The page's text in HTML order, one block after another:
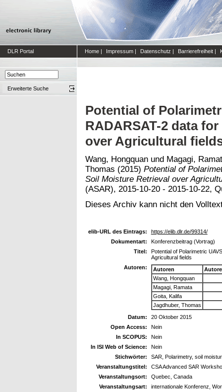
DLR Portal Home | Impressum | Datenschutz | Barrierefreiheit |
Erweiterte Suche
Potential of
RADARSAT-2 data
over Agricultural
Wang, Hongquan und Magagi,
Thomas (2015) Potential of
Soil Moisture Retrieval over
(ASAR), 2015-10-20 - 2015-10-22,
Dieses Archiv kann nicht den
elib-URL des Eintrags:
https://elib.dlr.de/99314/
Dokumentart:
Konferenzbeitrag (Vortrag)
Titel:
Potential of Polarimetric
Agricultural fields
Autoren:
Autoren
Wang, Hongquan
Magagi, Ramata
Goita, Kalifa
Jagdhuber, Thomas
Datum:
20 Oktober 2015
Open Access:
Nein
In SCOPUS:
Nein
In ISI Web of Science:
Nein
Stichwörter:
SAR, Polarimetry, soil
Veranstaltungstitel:
CSA Advanced SAR
Veranstaltungsort:
Quebec, Canada
Veranstaltungsart:
internationale Konferenz,